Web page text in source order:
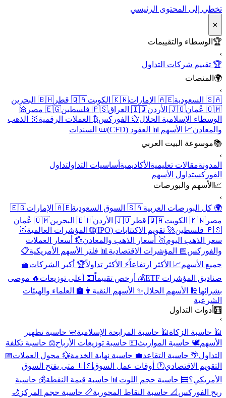
تخطي إلى المحتوى الرئيسي
✕
🏆الوسطاء والتقييمات
🏆 تقييم شركات التداول
🌍المنصات
🇸🇦 السعودية
🇦🇪 الإمارات 🇰🇼 الكويت 🇶🇦 قطر
🇧🇭 البحرين
🇴🇲 عُمان
🇯🇴 الأردن 🇮🇶 العراق 🇵🇸 فلسطين 🇪🇬 مصر
🕌
الوسطاء الإسلامية الحلال 💱 الفوركس ₿ العملات الرقمية🥇 الذهب
والمعادن📈 الأسهم📊 العقود (CFD)
📜 السندات
📚موسوعة البيت العربي
المدونةمقالات تعليميةالأكاديميةأساسيات التداولتداول
الفوركستداول الأسهم
📈الأسهم والبورصات
🌍 كل البورصات العربية🇸🇦 السوق السعودية 🇦🇪 الإمارات
🇪🇬
مصر 🇰🇼 الكويت 🇶🇦 قطر 🇯🇴 الأردن 🇧🇭 البحرين
🇴🇲 عُمان
🇵🇸 فلسطين
🚀 تقويم الاكتتابات (IPO) 🌐 المؤشرات العالمية🥇
سعر الذهب اليوم🥇 أسعار الذهب والمعادن💱 أسعار العملات
والفوركس 📅 المؤشرات الاقتصادية📊 فلتر الأسهم الأمريكية📋
جميع الأسهم📈 الأكثر ارتفاعاً⚡ الأكثر تداولاً🏆 أكبر الشركات🧺
صناديق المؤشرات ETF
💰 أرخص تقييماً💵 أعلى توزيعات🔥 موصى
بشرائها🕌 الأسهم الحلال ✨ الأسهم النقية👨‍🏫 العلماء والهيئات
الشرعية
🧮أدوات التداول
🕌 حاسبة الزكاة🕌 حاسبة المرابحة الإسلامية🧼 حاسبة تطهير
الأسهم🕊️ حاسبة المواريث💵 حاسبة توزيعات الأرباح⚖️ حاسبة تكلفة
التداول 🌴 حاسبة التقاعد💼 حاسبة نهاية الخدمة💱 محول العملات📅
التقويم الاقتصادي🕐 أوقات عمل السوق
🇺🇸 متى يفتح السوق
الأمريكي؟🧮 حاسبة حجم اللوت📊 حاسبة قيمة النقطة💰 حاسبة
ربح الفوركس 📐 حاسبة النقاط المحورية📏 حاسبة حجم المركز 🌙